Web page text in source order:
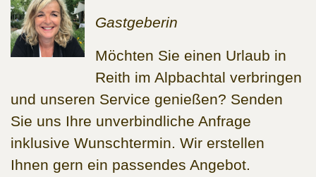
Gastgeberin
Möchten Sie einen Urlaub in
Reith im Alpbachtal verbringen
und unseren Service genießen? Senden
Sie uns Ihre unverbindliche Anfrage
inklusive Wunschtermin. Wir erstellen
Ihnen gern ein passendes Angebot.